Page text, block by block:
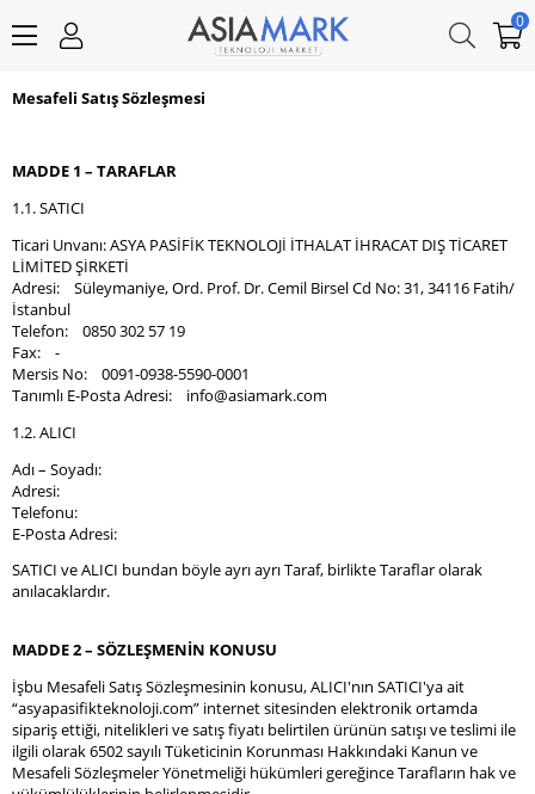
0
Mesafeli Satış Sözleşmesi
MADDE 1 – TARAFLAR
1.1. SATICI
Ticari Unvanı: ASYA PASİFİK TEKNOLOJİ İTHALAT İHRACAT DIŞ TİCARET
LİMİTED ŞİRKETİ
Adresi: Süleymaniye, Ord. Prof. Dr. Cemil Birsel Cd No: 31, 34116 Fatih/
İstanbul
Telefon: 0850 302 57 19
Fax: -
Mersis No: 0091-0938-5590-0001
Tanımlı E-Posta Adresi: info@asiamark.com
1.2. ALICI
Adı – Soyadı:
Adresi:
Telefonu:
E-Posta Adresi:
SATICI ve ALICI bundan böyle ayrı ayrı Taraf, birlikte Taraflar olarak
anılacaklardır.
MADDE 2 – SÖZLEŞMENİN KONUSU
İşbu Mesafeli Satış Sözleşmesinin konusu, ALICI'nın SATICI'ya ait
“asyapasifikteknoloji.com” internet sitesinden elektronik ortamda
sipariş ettiği, nitelikleri ve satış fiyatı belirtilen ürünün satışı ve teslimi ile
ilgili olarak 6502 sayılı Tüketicinin Korunması Hakkındaki Kanun ve
Mesafeli Sözleşmeler Yönetmeliği hükümleri gereğince Tarafların hak ve